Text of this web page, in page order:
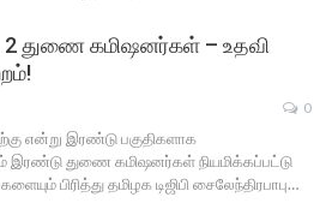
2 துணை கமிஷனர்கள் – உதவி
0
என்று இரண்டு பகுதிகளாக
இரண்டு துணை கமிஷனர்கள் நியமிக்கப்பட்டு
பிரித்து தமிழக டிஜிபி சைலேந்திரபாபு…